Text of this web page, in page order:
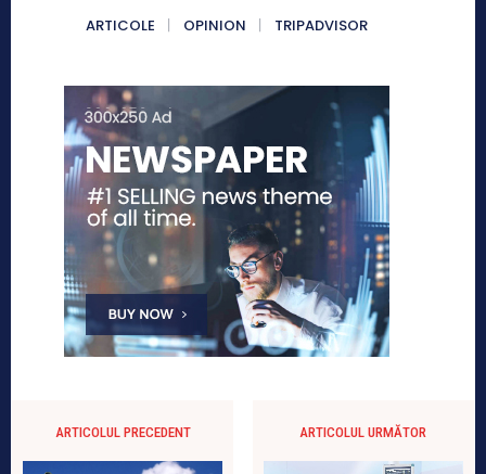
ARTICOLE OPINION TRIPADVISOR
ARTICOLUL PRECEDENT ARTICOLUL URMĂTOR